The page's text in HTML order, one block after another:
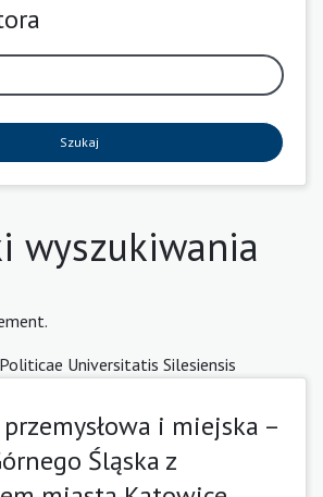
Szukaj
wyszukiwania
Universitatis Silesiensis
i miejska –
Śląska z